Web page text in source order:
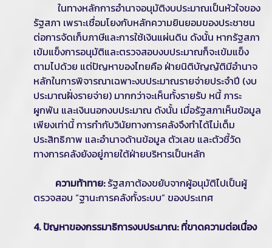
ในทางหลักการอำนาจอนุมัติงบประมาณเป็นหัวใจของ
รัฐสภา เพราะเชื่อมโยงกับหลักความยินยอมของประชาชน
ต่อการจัดเก็บภาษีและการใช้เงินแผ่นดิน ดังนั้น หากรัฐสภา
เข้มแข็งการอนุมัติและตรวจสอบงบประมาณก็จะเข้มแข็ง
ตามไปด้วย แต่ปัญหาของไทยคือ ฝ่ายนิติบัญญัติมีอำนาจ
หลักในการพิจารณาเฉพาะงบประมาณรายจ่ายประจำปี (งบ
ประมาณฝั่งรายจ่าย) มากกว่าจะเห็นทั้งรายรับ หนี้ ภาระ
ผูกพัน และเงินนอกงบประมาณ ดังนั้น เมื่อรัฐสภาเห็นข้อมูล
เพียงเท่านี้ การกำกับวินัยทางการคลังจึงทำได้ไม่เต็ม
ประสิทธิภาพ และอำนาจด้านข้อมูล ตัวเลข และตัวชี้วัด
ทางการคลังยังอยู่ภายใต้ฝ่ายบริหารเป็นหลัก
ความท้าทาย:รัฐสภาต้องขยับจากผู้อนุมัติไปเป็นผู้
ตรวจสอบ “ฐานะการคลังทั้งระบบ” ของประเทศ
4. ปัญหาของกรรมาธิการงบประมาณ: ที่ขาดความต่อเนื่อง